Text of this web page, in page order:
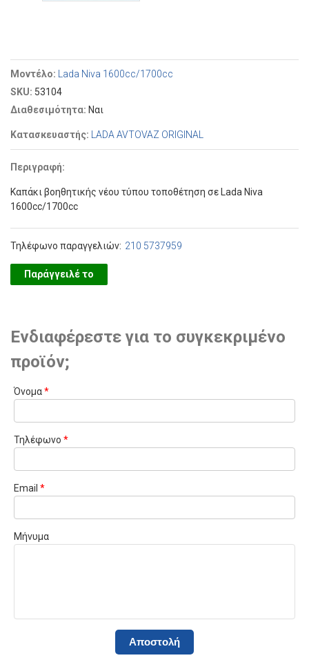
Μοντέλο:
Lada Niva 1600cc/1700cc
SKU: 53104
Διαθεσιμότητα: Ναι
Κατασκευαστής: LADA AVTOVAZ ORIGINAL
Περιγραφή:
Καπάκι βοηθητικής νέου τύπου τοποθέτηση σε Lada Niva
1600cc/1700cc
Τηλέφωνο παραγγελιών: 210 5737959
Παράγγειλέ το
Ενδιαφέρεστε για το συγκεκριμένο
προϊόν;
Όνομα*
Τηλέφωνο *
Email *
Μήνυμα